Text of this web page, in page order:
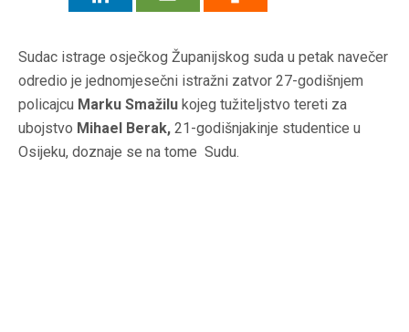
Sudac istrage osječkog Županijskog suda u petak navečer
odredio je jednomjesečni istražni zatvor 27-godišnjem
policajcu Marku Smažilu kojeg tužiteljstvo tereti za
ubojstvo Mihael Berak, 21-godišnjakinje studentice u
Osijeku, doznaje se na tome Sudu.